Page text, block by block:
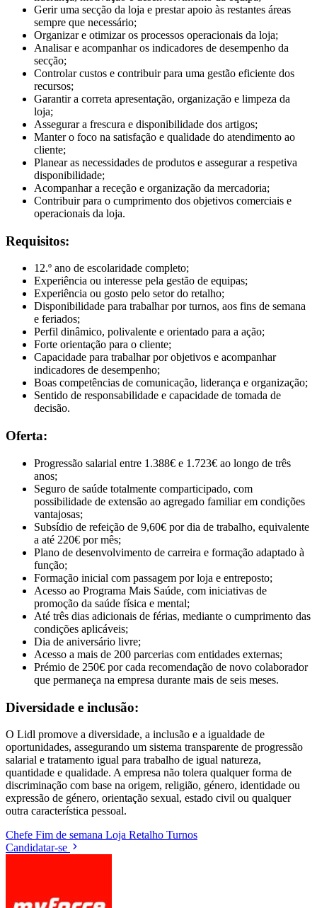
Gerir uma secção da loja e prestar apoio às restantes áreas
sempre que necessário;
Organizar e otimizar os processos operacionais da loja;
Analisar e acompanhar os indicadores de desempenho da
secção;
Controlar custos e contribuir para uma gestão eficiente dos
recursos;
Garantir a correta apresentação, organização e limpeza da
loja;
Assegurar a frescura e disponibilidade dos artigos;
Manter o foco na satisfação e qualidade do atendimento ao
cliente;
Planear as necessidades de produtos e assegurar a respetiva
disponibilidade;
Acompanhar a receção e organização da mercadoria;
Contribuir para o cumprimento dos objetivos comerciais e
operacionais da loja.
Requisitos:
12.º ano de escolaridade completo;
Experiência ou interesse pela gestão de equipas;
Experiência ou gosto pelo setor do retalho;
Disponibilidade para trabalhar por turnos, aos fins de semana
e feriados;
Perfil dinâmico, polivalente e orientado para a ação;
Forte orientação para o cliente;
Capacidade para trabalhar por objetivos e acompanhar
indicadores de desempenho;
Boas competências de comunicação, liderança e organização;
Sentido de responsabilidade e capacidade de tomada de
decisão.
Oferta:
Progressão salarial entre 1.388€ e 1.723€ ao longo de três
anos;
Seguro de saúde totalmente comparticipado, com
possibilidade de extensão ao agregado familiar em condições
vantajosas;
Subsídio de refeição de 9,60€ por dia de trabalho, equivalente
a até 220€ por mês;
Plano de desenvolvimento de carreira e formação adaptado à
função;
Formação inicial com passagem por loja e entreposto;
Acesso ao Programa Mais Saúde, com iniciativas de
promoção da saúde física e mental;
Até três dias adicionais de férias, mediante o cumprimento das
condições aplicáveis;
Dia de aniversário livre;
Acesso a mais de 200 parcerias com entidades externas;
Prémio de 250€ por cada recomendação de novo colaborador
que permaneça na empresa durante mais de seis meses.
Diversidade e inclusão:
O Lidl promove a diversidade, a inclusão e a igualdade de
oportunidades, assegurando um sistema transparente de progressão
salarial e tratamento igual para trabalho de igual natureza,
quantidade e qualidade. A empresa não tolera qualquer forma de
discriminação com base na origem, religião, género, identidade ou
expressão de género, orientação sexual, estado civil ou qualquer
outra característica pessoal.
Chefe Fim de semana Loja Retalho Turnos
Candidatar-se